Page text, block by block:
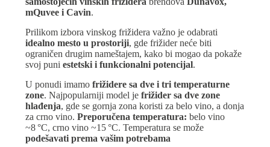
mQuvee i Cavin.
Prilikom izbora vinskog frižidera važno je odabrati
idealno mesto u prostoriji, gde frižider neće biti
ograničen drugim nameštajem, kako bi mogao da pokaže
svoj puni estetski i funkcionalni potencijal.
U ponudi imamo frižidere sa dve i tri temperaturne
zone. Najpopularniji model je frižider sa dve zone
hlađenja, gde se gornja zona koristi za belo vino, a donja
za crno vino. Preporučena temperatura: belo vino
~8 °C, crno vino ~15 °C. Temperatura se može
podešavati prema vašim potrebama